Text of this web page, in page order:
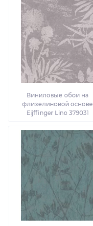
Виниловые обои на
флизелиновой основе
Eijffinger Lino 379031